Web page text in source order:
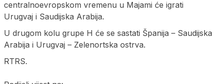
centralnoevropskom vremenu u Majami će igrati
Urugvaj i Saudijska Arabija.
U drugom kolu grupe H će se sastati Španija – Saudijska
Arabija i Urugvaj – Zelenortska ostrva.
RTRS.